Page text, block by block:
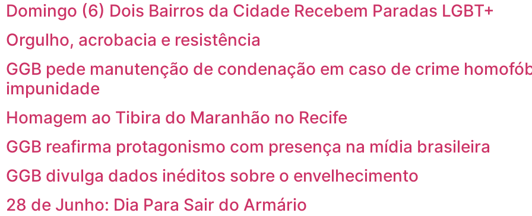
Domingo (6) Dois Bairros da Cidade Recebem Paradas LGBT+
Orgulho, acrobacia e resistência
GGB pede manutenção de condenação em caso de crime
impunidade
Homagem ao Tibira do Maranhão no Recife
GGB reafirma protagonismo com presença na mídia brasileira
GGB divulga dados inéditos sobre o envelhecimento
28 de Junho: Dia Para Sair do Armário